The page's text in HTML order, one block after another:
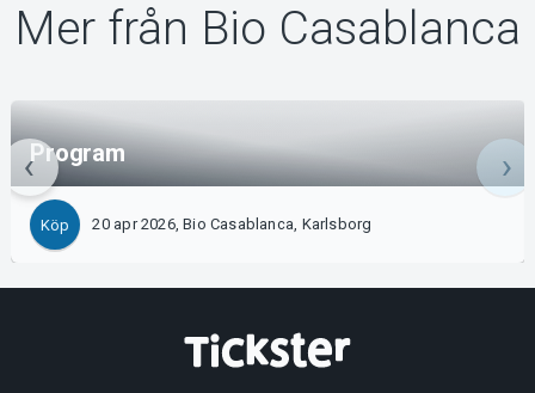
Mer från Bio Casablanca
Program
Köp 20 apr 2026, Bio Casablanca, Karlsborg